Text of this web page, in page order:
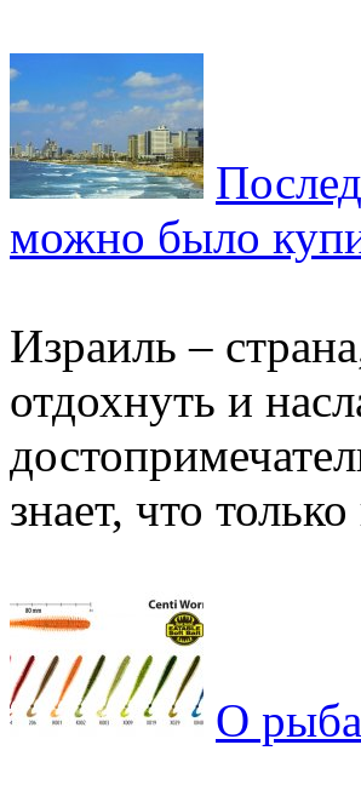
можно было
Израиль –
отдохнуть и
знает, что
О